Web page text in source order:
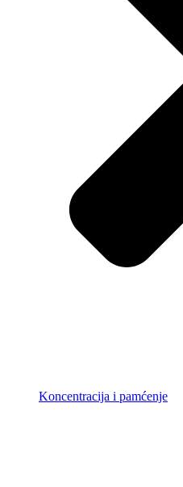
Koncentracija i pamćenje